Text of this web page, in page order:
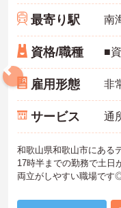
最寄り駅
資格/職種
雇用形態
サービス 通
和歌山県和歌山市にある
17時半までの勤務で土日
両立がしやすい職場です
なく通勤可能です！